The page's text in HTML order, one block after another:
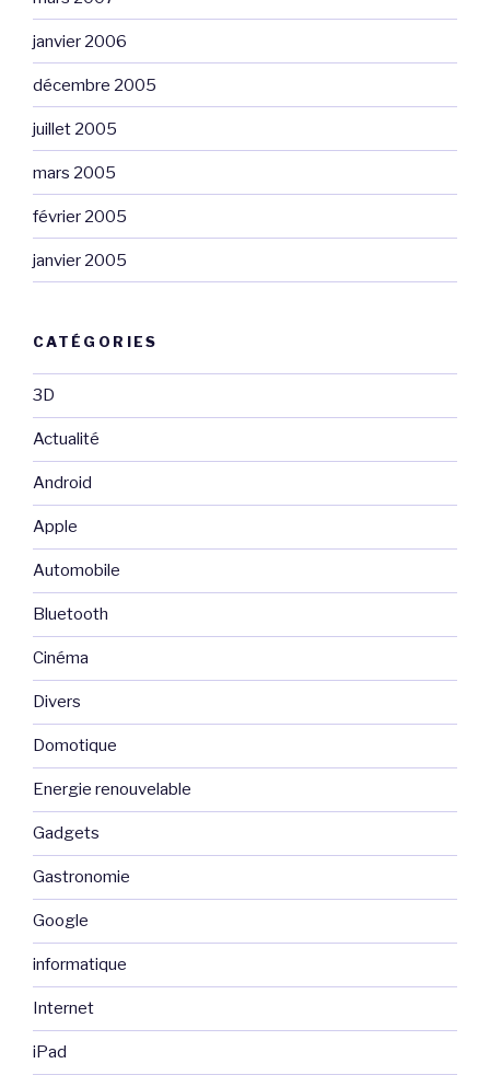
janvier 2006
décembre 2005
juillet 2005
mars 2005
février 2005
janvier 2005
CATÉGORIES
3D
Actualité
Android
Apple
Automobile
Bluetooth
Cinéma
Divers
Domotique
Energie renouvelable
Gadgets
Gastronomie
Google
informatique
Internet
iPad